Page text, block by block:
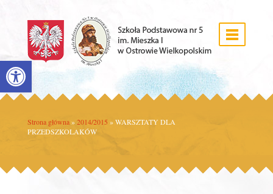
Open toolbar
Strona główna » 2014/2015 »WARSZTATY DLA
PRZEDSZKOLAKÓW